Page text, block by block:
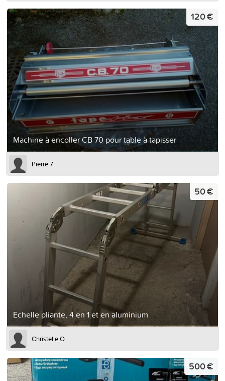
Machine à encoller CB 70 pour table à tapisser
120 €
Pierre 7
Echelle pliante, 4 en 1 et en aluminium
50 €
Christelle O
500 €